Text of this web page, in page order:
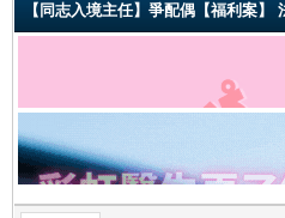
【同志入境主任】爭配偶【福利案】